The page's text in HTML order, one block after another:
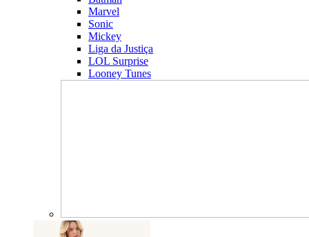
Marvel
Sonic
Mickey
Liga da Justiça
LOL Surprise
Looney Tunes